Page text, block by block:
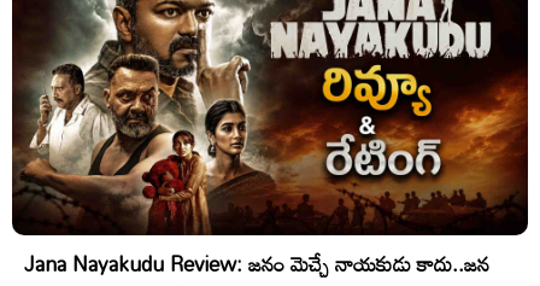
Jana Nayakudu Review: జనం మెచ్చే నాయకుడు కాదు..జన